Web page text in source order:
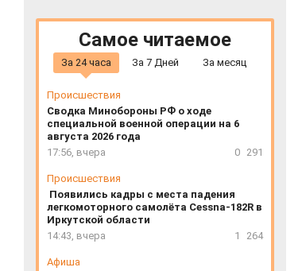
Самое читаемое
За 24 часа За 7 Дней За месяц
Происшествия
Сводка Минобороны РФ о ходе
специальной военной операции на 6
августа 2026 года
17:56, вчера
0 291
Происшествия
Появились кадры с места падения
легкомоторного самолёта Cessna-182R в
Иркутской области
14:43, вчера
1 264
Афиша